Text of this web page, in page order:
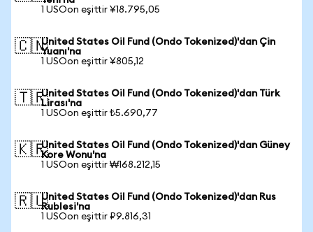
1 USOon eşittir ¥18.795,05
🇨🇳United States Oil Fund (Ondo Tokenized)'dan Çin
Yuanı'na
1 USOon eşittir ¥805,12
🇹🇷United States Oil Fund (Ondo Tokenized)'dan Türk
Lirası'na
1 USOon eşittir ₺5.690,77
🇰🇷United States Oil Fund (Ondo Tokenized)'dan Güney
Kore Wonu'na
1 USOon eşittir ₩168.212,15
🇷🇺United States Oil Fund (Ondo Tokenized)'dan Rus
Rublesi'na
1 USOon eşittir ₽9.816,31